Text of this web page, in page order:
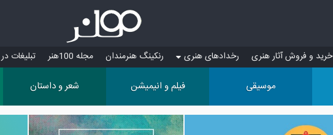
خرید و فروش آثار هنری رخدادهای هنری رنکینگ هنرمندان مجله 100هنر تبلیغات در 100هنر
موسیقی فیلم و انیمیشن شعر و داستان